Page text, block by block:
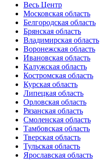
Весь Центр
Московская область
Белгородская область
Брянская область
Владимирская область
Воронежская область
Ивановская область
Калужская область
Костромская область
Курская область
Липецкая область
Орловская область
Рязанская область
Смоленская область
Тамбовская область
Тверская область
Тульская область
Ярославская область